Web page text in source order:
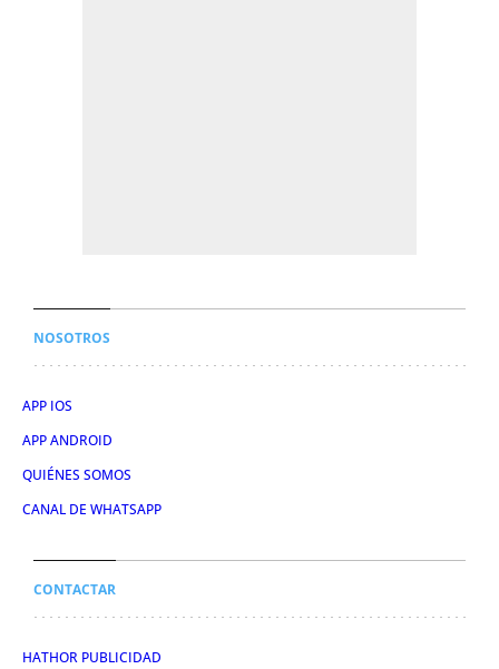
NOSOTROS
APP IOS
APP ANDROID
QUIÉNES SOMOS
CANAL DE WHATSAPP
CONTACTAR
HATHOR PUBLICIDAD